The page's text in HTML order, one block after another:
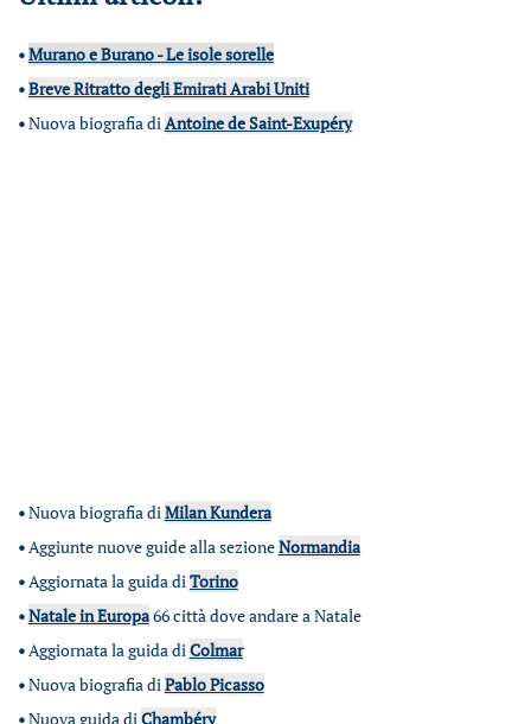
•Murano e Burano - Le isole sorelle
•Breve Ritratto degli Emirati Arabi Uniti
•Nuova biografia diAntoine de Saint-Exupéry
•Nuova biografia diMilan Kundera
•Aggiunte nuove guide alla sezioneNormandia
•Aggiornata la guida diTorino
•Natale in Europa66 città dove andare a Natale
•Aggiornata la guida diColmar
•Nuova biografia diPablo Picasso
•Nuova guida diChambéry